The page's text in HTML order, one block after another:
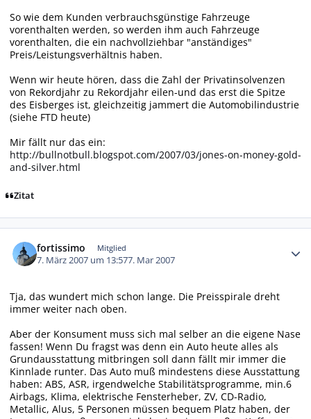
So wie dem Kunden verbrauchsgünstige Fahrzeuge
vorenthalten werden, so werden ihm auch Fahrzeuge
vorenthalten, die ein nachvollziehbar "anständiges"
Preis/Leistungsverhältnis haben.
Wenn wir heute hören, dass die Zahl der Privatinsolvenzen
von Rekordjahr zu Rekordjahr eilen-und das erst die Spitze
des Eisberges ist, gleichzeitig jammert die Automobilindustrie
(siehe FTD heute)
Mir fällt nur das ein:
http://bullnotbull.blogspot.com/2007/03/jones-on-money-gold-
and-silver.html
Zitat
fortissimo Mitglied
7. März 2007 um 13:577. Mar 2007
Tja, das wundert mich schon lange. Die Preisspirale dreht
immer weiter nach oben.
Aber der Konsument muss sich mal selber an die eigene Nase
fassen! Wenn Du fragst was denn ein Auto heute alles als
Grundausstattung mitbringen soll dann fällt mir immer die
Kinnlade runter. Das Auto muß mindestens diese Ausstattung
haben: ABS, ASR, irgendwelche Stabilitätsprogramme, min.6
Airbags, Klima, elektrische Fensterheber, ZV, CD-Radio,
Metallic, Alus, 5 Personen müssen bequem Platz haben, der